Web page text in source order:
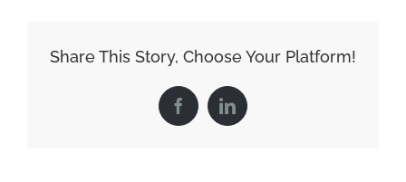
Share This Story, Choose Your Platform!
FacebookLinkedIn